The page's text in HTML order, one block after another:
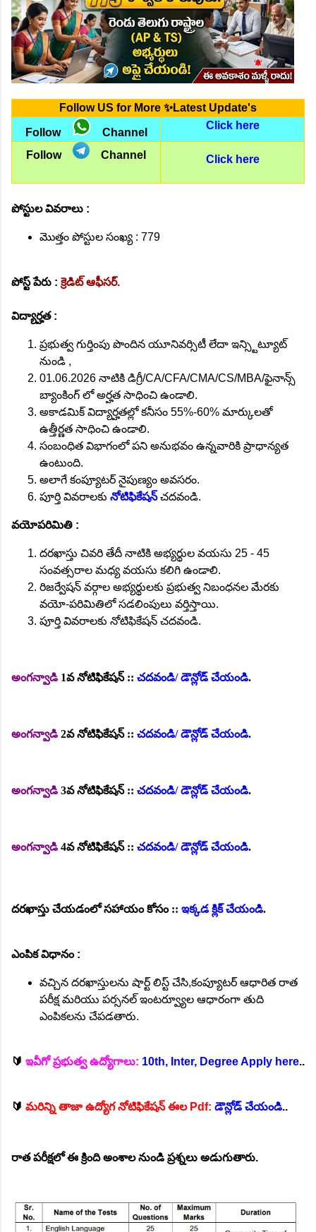
Follow US for More ✨Latest Update's
Follow Channel
Click here
Follow Channel Click here
పోస్టుల వివరాలు :
మొత్తం పోస్టుల సంఖ్య : 779
పోస్ట్ పేరు : క్రెడిట్ ఆఫీసర్.
విద్యార్హత :
ప్రభుత్వ గుర్తింపు పొందిన యూనివర్సిటీ లేదా ఇన్స్టిట్యూట్
నుండి ,
01.06.2026 నాటికి డిగ్రీ/CA/CFA/CMA/CS/MBA/ఫైనాన్స్
బ్యాంకింగ్ లో అర్హత సాధించి ఉండాలి.
అకాడమిక్ విద్యార్హతల్లో కనీసం 55%-60% మార్కులతో
ఉత్తీర్ణత సాధించి ఉండాలి.
సంబంధిత విభాగంలో పని అనుభవం ఉన్నవారికి ప్రాధాన్యత
ఉంటుంది.
అలాగే కంప్యూటర్ నైపుణ్యం అవసరం.
పూర్తి వివరాలకు నోటిఫికేషన్చదవండి.
వయోపరిమితి :
దరఖాస్తు చివరి తేదీ నాటికి అభ్యర్థుల వయసు 25 - 45
సంవత్సరాల మధ్య వయసు కలిగి ఉండాలి.
రిజర్వేషన్ వర్గాల అభ్యర్థులకు ప్రభుత్వ నిబంధనల మేరకు
వయో-పరిమితిలో సడలింపులు వర్తిస్తాయి.
పూర్తి వివరాలకు నోటిఫికేషన్ చదవండి.
అంగన్వాడి 1వ నోటిఫికేషన్ :: చదవండి/ డౌన్లోడ్ చేయండి.
అంగన్వాడి 2వ నోటిఫికేషన్ :: చదవండి/ డౌన్లోడ్ చేయండి.
అంగన్వాడి 3వ నోటిఫికేషన్ :: చదవండి/ డౌన్లోడ్ చేయండి.
అంగన్వాడి 4వ నోటిఫికేషన్ :: చదవండి/ డౌన్లోడ్ చేయండి.
దరఖాస్తు చేయడంలో సహాయం కోసం :: ఇక్కడ క్లిక్ చేయండి.
ఎంపిక విధానం :
వచ్చిన దరఖాస్తులను షార్ట్ లిస్ట్ చేసి,కంప్యూటర్ ఆధారిత రాత
పరీక్ష మరియు పర్సనల్ ఇంటర్వ్యూల ఆధారంగా తుది
ఎంపికలను చేపడతారు.
🔰 ఇవీగో ప్రభుత్వ ఉద్యోగాలు: 10th, Inter, Degree Apply here..
🔰 మరిన్ని తాజా ఉద్యోగ నోటిఫికేషన్ ఈల Pdf: డౌన్లోడ్ చేయండి..
రాత పరీక్షలో ఈ క్రింది అంశాల నుండి ప్రశ్నలు అడుగుతారు.